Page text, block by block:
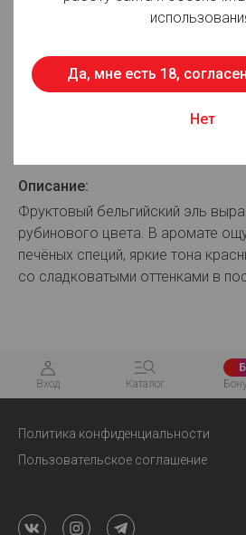
180
Страна производства:
Описание:
Фруктовый бельгийский эль
рубинового цвета. В аромате
печёных специй, яркие тона
со сладковатыми оттенками в
Вход Каталог
Б
Политика конфиденциальности
Пользовательское соглашение
Да, мне есть 18,
Нет